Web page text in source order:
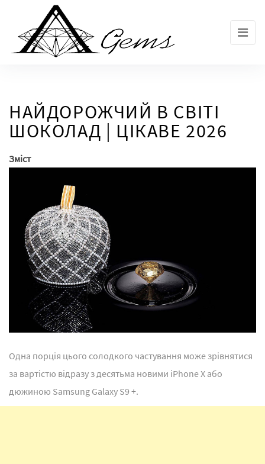
НАЙДОРОЖЧИЙ В СВІТІ
ШОКОЛАД | ЦІКАВЕ 2026
Зміст
Одна порція цього солодкого частування може зрівнятися
за вартістю відразу з десятьма новими iPhone X або
дюжиною Samsung Galaxy S9 +.